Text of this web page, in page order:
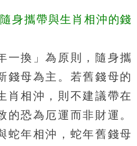
身攜帶與生肖相沖的錢
一換」為原則，隨身攜
錢母為主。若舊錢母的
肖相沖，則不建議帶在
的恐為厄運而非財運。
蛇年相沖，蛇年舊錢母